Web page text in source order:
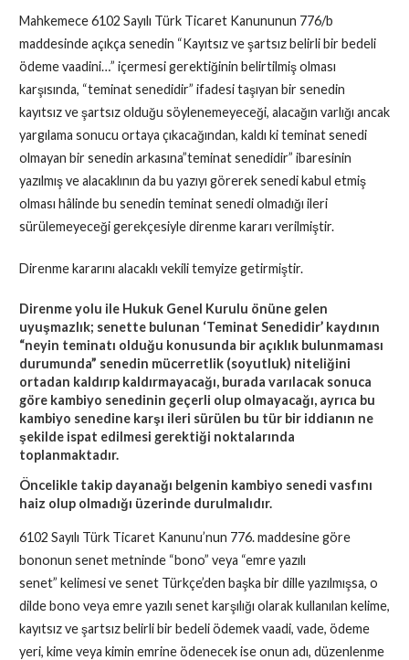
Mahkemece 6102 Sayılı Türk Ticaret Kanununun 776/b
maddesinde açıkça senedin “Kayıtsız ve şartsız belirli bir bedeli
ödeme vaadini…” içermesi gerektiğinin belirtilmiş olması
karşısında, “teminat senedidir” ifadesi taşıyan bir senedin
kayıtsız ve şartsız olduğu söylenemeyeceği, alacağın varlığı ancak
yargılama sonucu ortaya çıkacağından, kaldı ki teminat senedi
olmayan bir senedin arkasına”teminat senedidir” ibaresinin
yazılmış ve alacaklının da bu yazıyı görerek senedi kabul etmiş
olması hâlinde bu senedin teminat senedi olmadığı ileri
sürülemeyeceği gerekçesiyle direnme kararı verilmiştir.
Direnme kararını alacaklı vekili temyize getirmiştir.
Direnme yolu ile Hukuk Genel Kurulu önüne gelen
uyuşmazlık; senette bulunan ‘Teminat Senedidir’ kaydının
“neyin teminatı olduğu konusunda bir açıklık bulunmaması
durumunda” senedin mücerretlik (soyutluk) niteliğini
ortadan kaldırıp kaldırmayacağı, burada varılacak sonuca
göre kambiyo senedinin geçerli olup olmayacağı, ayrıca bu
kambiyo senedine karşı ileri sürülen bu tür bir iddianın ne
şekilde ispat edilmesi gerektiği noktalarında
toplanmaktadır.
Öncelikle takip dayanağı belgenin kambiyo senedi vasfını
haiz olup olmadığı üzerinde durulmalıdır.
6102 Sayılı Türk Ticaret Kanunu’nun 776. maddesine göre
bononun senet metninde “bono” veya “emre yazılı
senet” kelimesi ve senet Türkçe’den başka bir dille yazılmışsa, o
dilde bono veya emre yazılı senet karşılığı olarak kullanılan kelime,
kayıtsız ve şartsız belirli bir bedeli ödemek vaadi, vade, ödeme
yeri, kime veya kimin emrine ödenecek ise onun adı, düzenlenme